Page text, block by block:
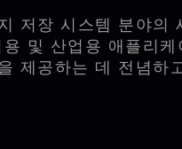
저장 시스템 분야의
및 산업용 애플리
제공하는 데 전념하